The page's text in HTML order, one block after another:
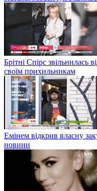
Брітні Спірс звільнилась
своїм прихильникам
Емінем відкрив власну
новини